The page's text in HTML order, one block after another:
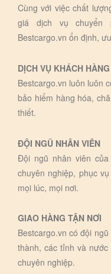
Cùng với việc chất
giá dịch vụ chuyển
Bestcargo.vn ổn định,
DỊCH VỤ KHÁCH HÀNG
Bestcargo.vn luôn luôn
bảo hiểm hàng hóa,
thiết.
ĐỘI NGŨ NHÂN VIÊN
Đội ngũ nhân viên
chuyên nghiệp, phục
mọi lúc, mọi nơi.
GIAO HÀNG TẬN NƠI
Bestcargo.vn có đội
thành, các tỉnh và
chuyên nghiệp.